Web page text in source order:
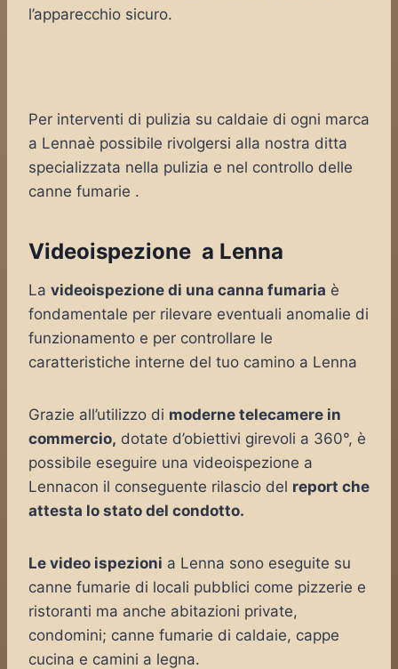
l’apparecchio sicuro.
Per interventi di pulizia su caldaie di ogni marca
a Lennaè possibile rivolgersi alla nostra ditta
specializzata nella pulizia e nel controllo delle
canne fumarie .
Videoispezione a Lenna
La videoispezione di una canna fumaria è
fondamentale per rilevare eventuali anomalie di
funzionamento e per controllare le
caratteristiche interne del tuo camino a Lenna
Grazie all’utilizzo di moderne telecamere in
commercio, dotate d’obiettivi girevoli a 360°, è
possibile eseguire una videoispezione a
Lennacon il conseguente rilascio del report che
attesta lo stato del condotto.
Le video ispezioni a Lenna sono eseguite su
canne fumarie di locali pubblici come pizzerie e
ristoranti ma anche abitazioni private,
condomini; canne fumarie di caldaie, cappe
cucina e camini a legna.